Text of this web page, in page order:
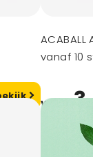
vanaf 10
vanaf